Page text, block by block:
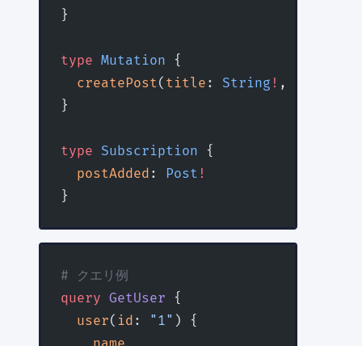
}
type Mutation {
  createPost
( title : String ! ,
}
type Subscription {
  postAdded
: Post !
}
# クエリ例
query GetUser {
  user
( id : "1" ) {